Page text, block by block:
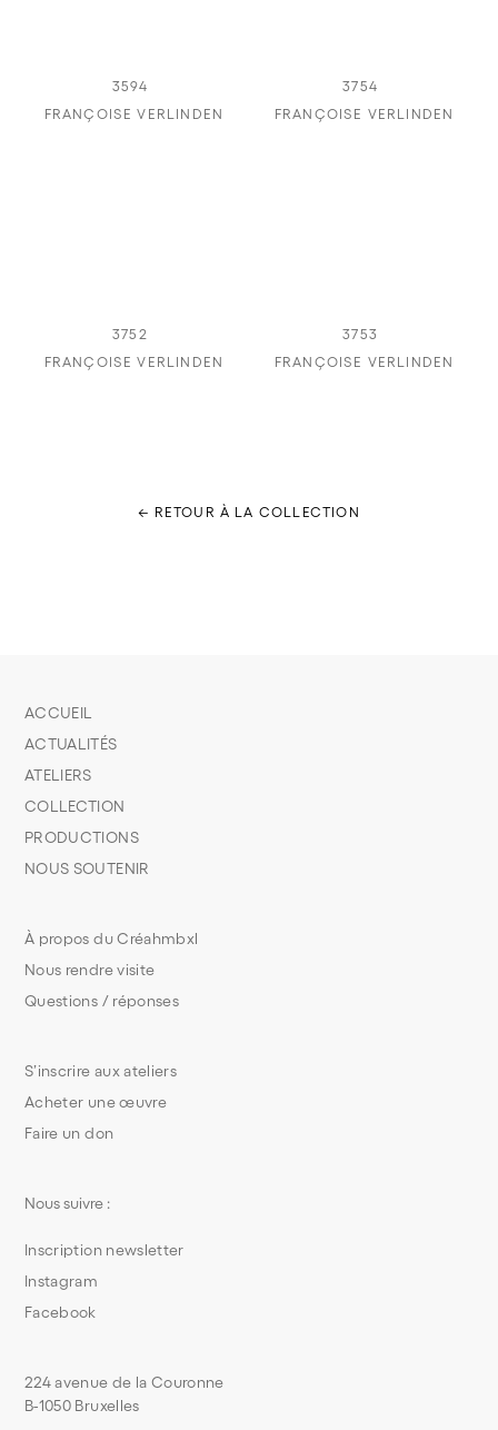
3594
FRANÇOISE VERLINDEN
3754
FRANÇOISE VERLINDEN
3752
FRANÇOISE VERLINDEN
3753
FRANÇOISE VERLINDEN
← RETOUR À LA COLLECTION
S’inscrire aux ateliers
Acheter une œuvre
Faire un don
À propos du Créahmbxl
Nous rendre visite
Questions / réponses
ACCUEIL
ACTUALITÉS
ATELIERS
COLLECTION
PRODUCTIONS
NOUS SOUTENIR
224 avenue de la Couronne
B-1050 Bruxelles
Nous suivre :
Inscription newsletter
Instagram
Facebook